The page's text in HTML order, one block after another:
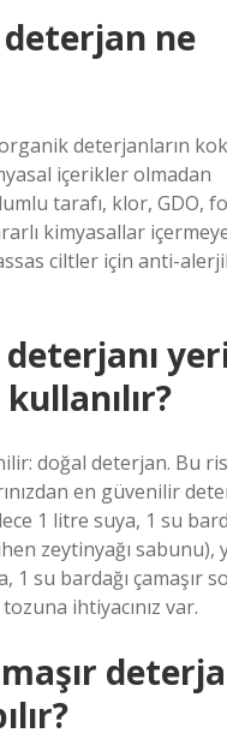
ne
deterjanların
içerikler olmadan
tarafı, klor, GDO,
kimyasallar
ciltler için anti-
deterjanı
doğal deterjan. Bu
en güvenilir
1 litre suya, 1 su
zeytinyağı sabunu),
1 su bardağı çamaşır
ihtiyacınız var.